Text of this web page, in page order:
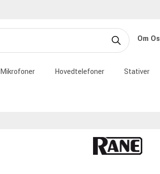
Om Os
Mikrofoner Hovedtelefoner Stativer